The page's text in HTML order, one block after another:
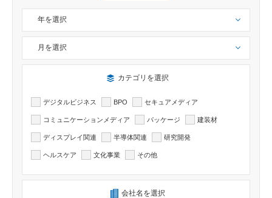
年を選択
月を選択
検索したい記事のカテゴリーを選択出来ます
カテゴリを選択
デジタルビジネス BPO セキュアメディア
コミュニケーションメディア パッケージ 建装材
ディスプレイ関連 半導体関連 研究開発
ヘルスケア 文化事業 その他
検索したい記事の会社名を選択出来ます
会社名を選択